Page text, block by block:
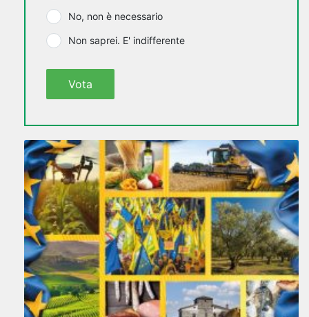
No, non è necessario
Non saprei. E' indifferente
Vota